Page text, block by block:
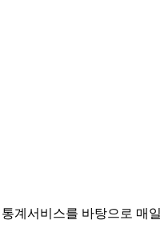
통계서비스를 바탕으로 매일